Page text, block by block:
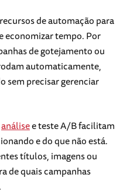
de automação para
economizar tempo. Por
de gotejamento ou
automaticamente,
sem precisar gerenciar
análisee teste A/B facilitam
e do que não está.
títulos, imagens ou
de quais campanhas